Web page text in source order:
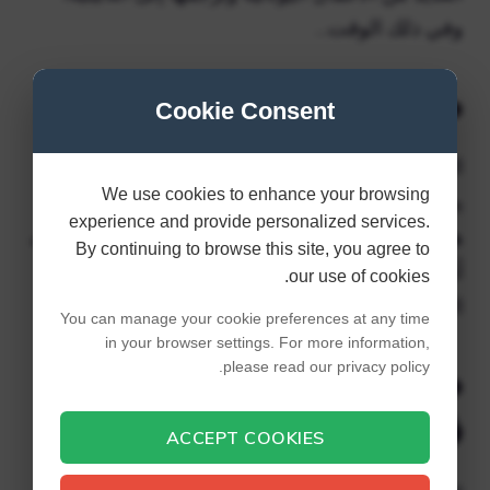
Cookie Consent
We use cookies to enhance your browsing
experience and provide personalized services.
By continuing to browse this site, you agree to
our use of cookies.
You can manage your cookie preferences at any time
in your browser settings. For more information,
please read our privacy policy.
ACCEPT COOKIES
وفي ذلك الوقت…
ما هو معنى جمعية ؟
يجمعهم اهتمام أو هدف مشترك. على سبيل المثال،
هناك نادي خدمة للأنشطة التطوعية أو الخيرية؛ هناك
أندية مخصصة للترفيه والرياضة، وأندية للنشاط
ما الذي يعتبر صفقة سيئة
في البستوني؟